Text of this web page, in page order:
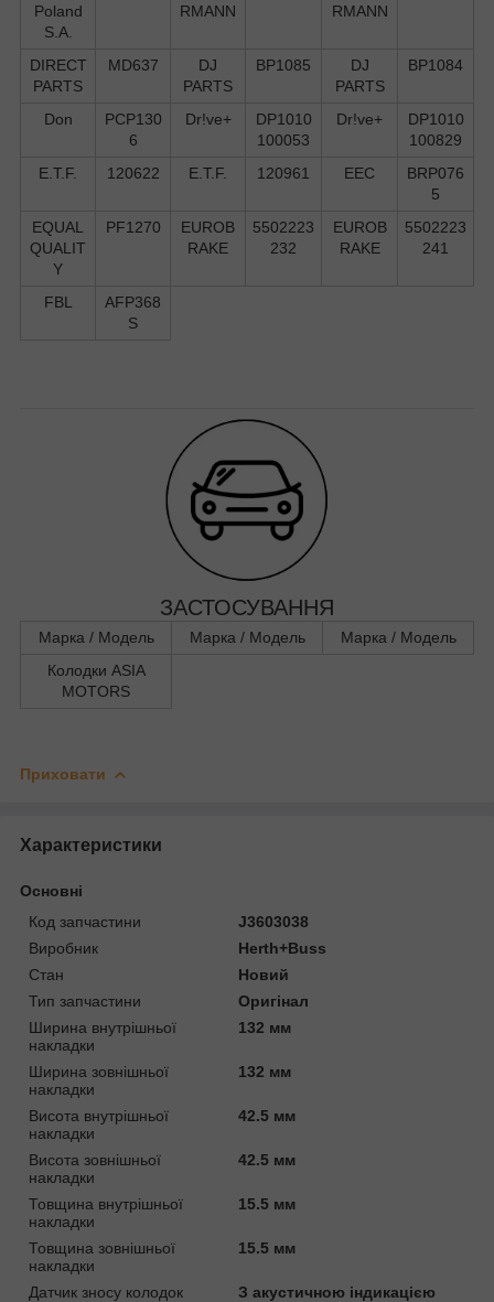
Poland
S.А.
RMANN
RMANN
DIRECT
PARTS
MD637
DJ
PARTS
BP1085
DJ
PARTS
BP1084
Don
PCP130
6
Dr!ve+
DP1010
100053
Dr!ve+
DP1010
100829
E.T.F.
120622 E.T.F. 120961 EEC
BRP076
5
EQUAL
QUALIT
Y
PF1270
EUROB
RAKE
5502223
232
EUROB
RAKE
5502223
241
FBL
AFP368
S
ЗАСТОСУВАННЯ
Марка / Модель Марка / Модель
Марка / Модель
Колодки ASIA
MOTORS
Приховати
Характеристики
Основні
Код запчастини
J3603038
Виробник
Herth+Buss
Стан
Новий
Тип запчастини
Оригінал
Ширина внутрішньої
накладки
132 мм
Ширина зовнішньої
накладки
132 мм
Висота внутрішньої
накладки
42.5 мм
Висота зовнішньої
накладки
42.5 мм
Товщина внутрішньої
накладки
15.5 мм
Товщина зовнішньої
накладки
15.5 мм
Датчик зносу колодок
З акустичною індикацією